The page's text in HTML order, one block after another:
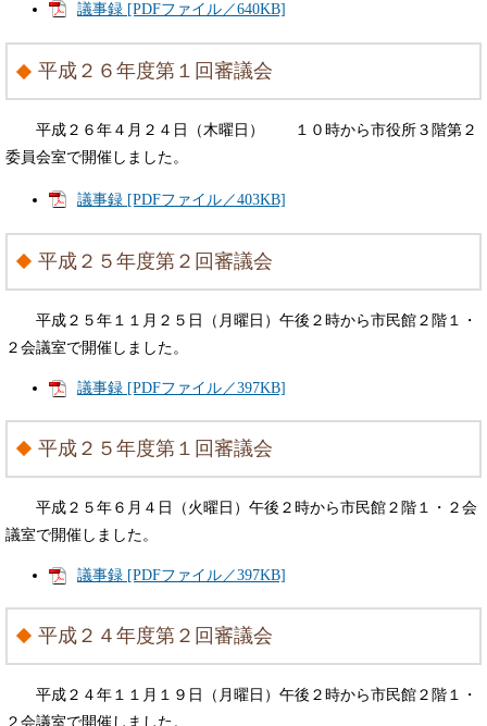
議事録 [PDFファイル／640KB]
平成２６年度第１回審議会
平成２６年４月２４日（木曜日） １０時から市役所３階第２
委員会室で開催しました。
議事録 [PDFファイル／403KB]
平成２５年度第２回審議会
平成２５年１１月２５日（月曜日）午後２時から市民館２階１・
２会議室で開催しました。
議事録 [PDFファイル／397KB]
平成２５年度第１回審議会
平成２５年６月４日（火曜日）午後２時から市民館２階１・２会
議室で開催しました。
議事録 [PDFファイル／397KB]
平成２４年度第２回審議会
平成２４年１１月１９日（月曜日）午後２時から市民館２階１・
２会議室で開催しました。